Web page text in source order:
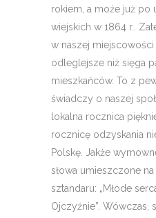
rokiem, a może już po
wiejskich w 1864 r..
w naszej
odleglejsze niż sięga
mieszkańców. To z
świadczy o naszej
lokalna rocznica
rocznicę odzyskania
Polskę. Jakże
słowa umieszczone
sztandaru: „Młode
Ojczyźnie”. Wówczas,